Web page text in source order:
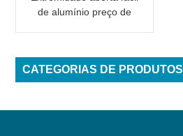
de alumínio preço de
CATEGORIAS DE PRODUTOS